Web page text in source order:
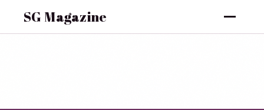
SG Magazine